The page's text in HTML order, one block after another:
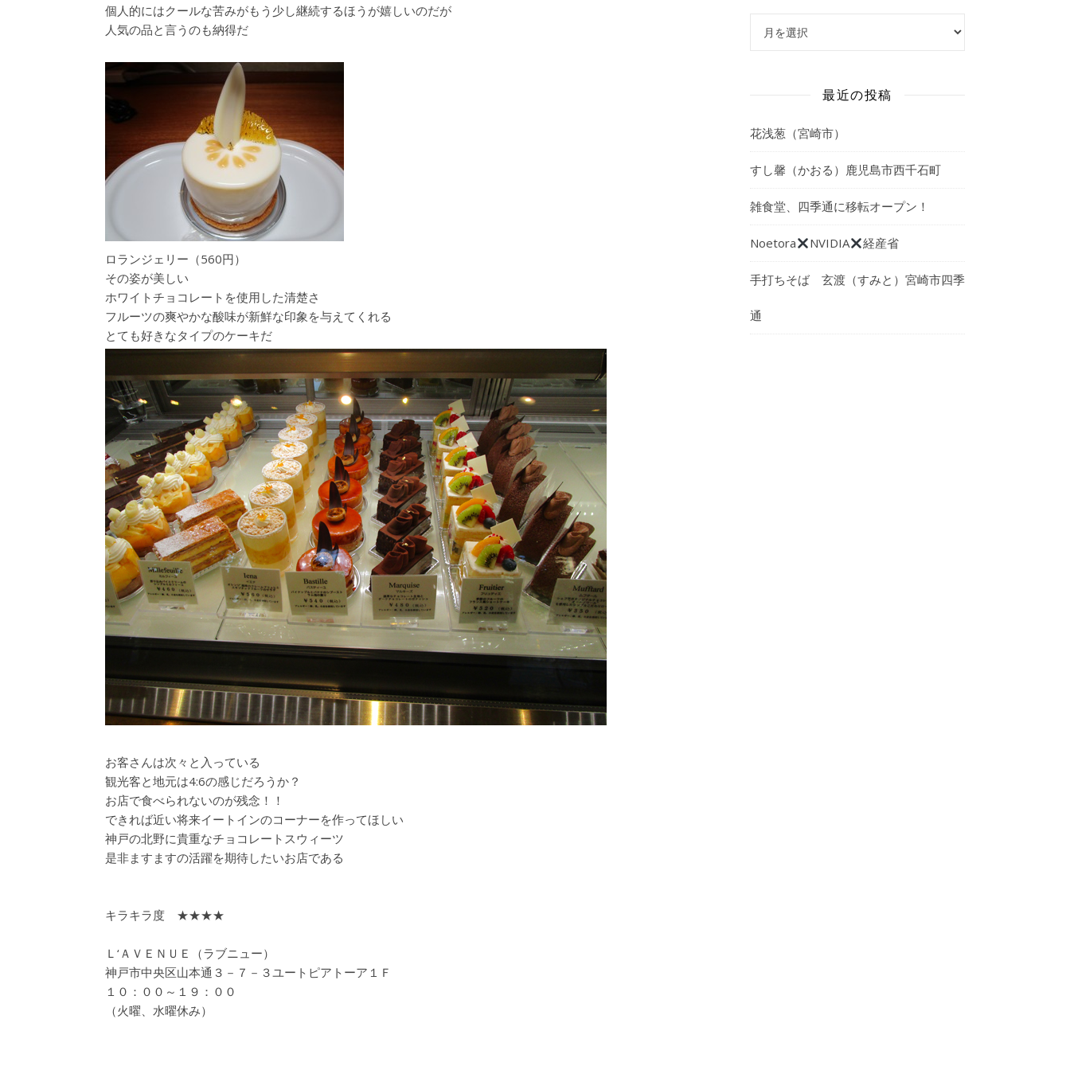
個人的にはクールな苦みがもう少し継続するほうが嬉しいのだが
人気の品と言うのも納得だ
ロランジェリー（560円）
その姿が美しい
ホワイトチョコレートを使用した清楚さ
フルーツの爽やかな酸味が新鮮な印象を与えてくれる
とても好きなタイプのケーキだ
お客さんは次々と入っている
観光客と地元は4:6の感じだろうか？
お店で食べられないのが残念！！
できれば近い将来イートインのコーナーを作ってほしい
神戸の北野に貴重なチョコレートスウィーツ
是非ますますの活躍を期待したいお店である
キラキラ度 ★★★★
Ｌ‘ＡＶＥＮＵＥ（ラブニュー）
神戸市中央区山本通３－７－３ユートピアトーア１Ｆ
１０：００～１９：００
（火曜、水曜休み）
最近の投稿
花浅葱（宮崎市）
すし馨（かおる）鹿児島市西千石町
雑食堂、四季通に移転オープン！
Noetora NVIDIA 経産省
手打ちそば 玄渡（すみと）宮崎市四季
通